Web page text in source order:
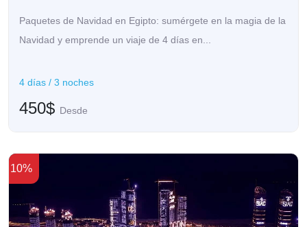
Paquetes de Navidad en Egipto: sumérgete en la magia de la
Navidad y emprende un viaje de 4 días en...
4 días / 3 noches
450$ Desde
10%